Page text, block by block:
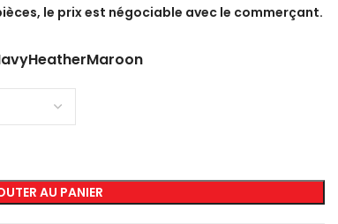
MARQUAGE
Sérigraphie Transfert
le prix est négociable avec le commerçant.
HeatherMaroon
AU PANIER